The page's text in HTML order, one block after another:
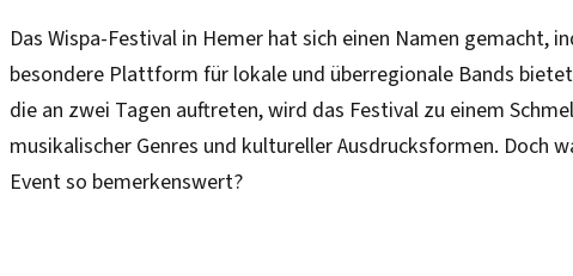
Das Wispa-Festival in Hemer hat sich einen Namen gemacht,
besondere Plattform für lokale und überregionale Bands
die an zwei Tagen auftreten, wird das Festival zu einem
musikalischer Genres und kultureller Ausdrucksformen. Doch
Event so bemerkenswert?